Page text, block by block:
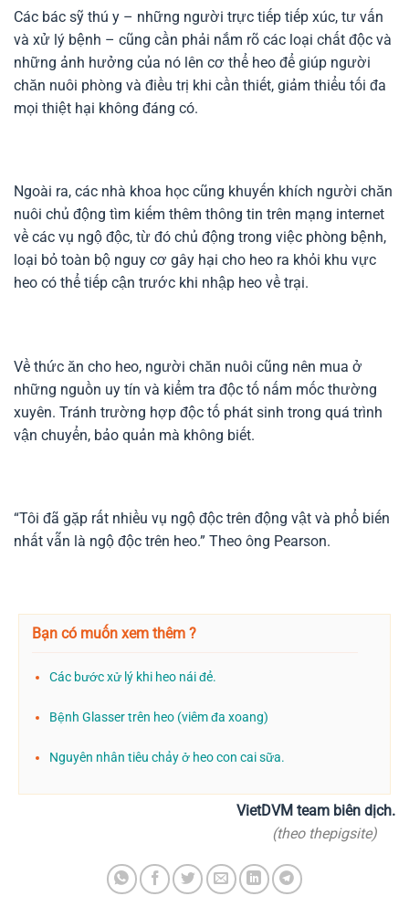
Các bác sỹ thú y – những người trực tiếp tiếp xúc, tư vấn
và xử lý bệnh – cũng cần phải nắm rõ các loại chất độc và
những ảnh hưởng của nó lên cơ thể heo để giúp người
chăn nuôi phòng và điều trị khi cần thiết, giảm thiểu tối đa
mọi thiệt hại không đáng có.
Ngoài ra, các nhà khoa học cũng khuyến khích người chăn
nuôi chủ động tìm kiếm thêm thông tin trên mạng internet
về các vụ ngộ độc, từ đó chủ động trong việc phòng bệnh,
loại bỏ toàn bộ nguy cơ gây hại cho heo ra khỏi khu vực
heo có thể tiếp cận trước khi nhập heo về trại.
Về thức ăn cho heo, người chăn nuôi cũng nên mua ở
những nguồn uy tín và kiểm tra độc tố nấm mốc thường
xuyên. Tránh trường hợp độc tố phát sinh trong quá trình
vận chuyển, bảo quản mà không biết.
“Tôi đã gặp rất nhiều vụ ngộ độc trên động vật và phổ biến
nhất vẫn là ngộ độc trên heo.” Theo ông Pearson.
Bạn có muốn xem thêm ?
Các bước xử lý khi heo nái đẻ.
Bệnh Glasser trên heo (viêm đa xoang)
Nguyên nhân tiêu chảy ở heo con cai sữa.
VietDVM team biên dịch.
(theo thepigsite)